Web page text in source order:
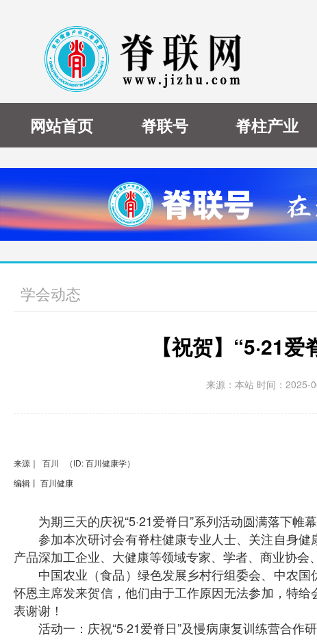
网站首页 脊联号 脊柱产业
学会动态
【祝贺】“5·21
来源：本站 时间：2025-
来源｜
百川 （ID: 百川健康学）
编辑丨 百川健康
为期三天的庆祝“5·21爱脊日”系列活动圆满落下帷幕
参加本次研讨会有脊柱健康专业人士、关注自身
产品深加工企业、大健康等领域专家、学者、商业协会
中国农业（食品）绿色发展乡村行组委会、中农
怀恩主席发来贺信，他们由于工作原因无法参加，特
表谢谢！
活动一：庆祝“5·21爱脊日”及慢病康复训练营合作